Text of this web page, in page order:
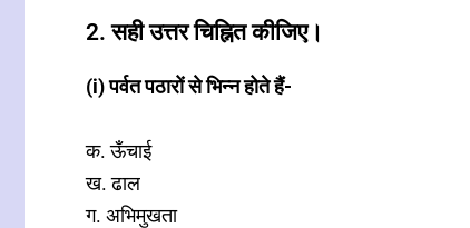
2. सही उत्तर चिह्नित कीजिए।
(i) पर्वत पठारों से भिन्न होते हैं-
क. ऊँचाई
ख. ढाल
ग. अभिमुखता